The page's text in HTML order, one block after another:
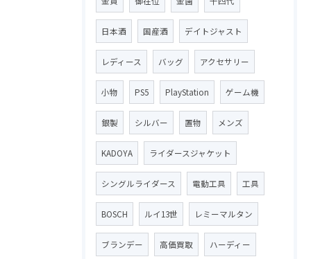
日本酒 国産酒 デイトジャスト
レディース バッグ アクセサリー
小物 PS5 PlayStation ゲーム機
銀製 シルバー 置物 メンズ
KADOYA ライダースジャケット
シングルライダース 電動工具 工具
BOSCH ルイ13世 レミーマルタン
ブランデー 高価買取 ハーディー